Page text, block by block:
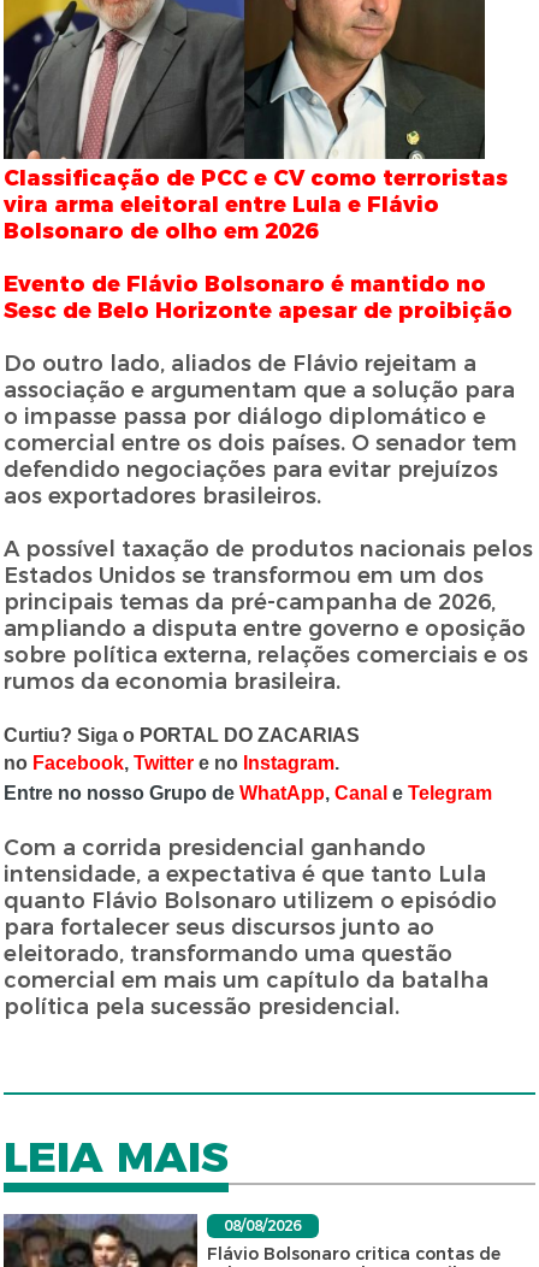
Classificação de PCC e CV como terroristas
vira arma eleitoral entre Lula e Flávio
Bolsonaro de olho em 2026
Evento de Flávio Bolsonaro é mantido no
Sesc de Belo Horizonte apesar de proibição
Do outro lado, aliados de Flávio rejeitam a
associação e argumentam que a solução para
o impasse passa por diálogo diplomático e
comercial entre os dois países. O senador tem
defendido negociações para evitar prejuízos
aos exportadores brasileiros.
A possível taxação de produtos nacionais pelos
Estados Unidos se transformou em um dos
principais temas da pré-campanha de 2026,
ampliando a disputa entre governo e oposição
sobre política externa, relações comerciais e os
rumos da economia brasileira.
Curtiu? Siga o PORTAL DO ZACARIAS
no Facebook,Twitter e no Instagram.
Entre no nosso Grupo deWhatApp,Canal eTelegram
Com a corrida presidencial ganhando
intensidade, a expectativa é que tanto Lula
quanto Flávio Bolsonaro utilizem o episódio
para fortalecer seus discursos junto ao
eleitorado, transformando uma questão
comercial em mais um capítulo da batalha
política pela sucessão presidencial.
LEIA MAIS
08/08/2026
Flávio Bolsonaro critica contas de